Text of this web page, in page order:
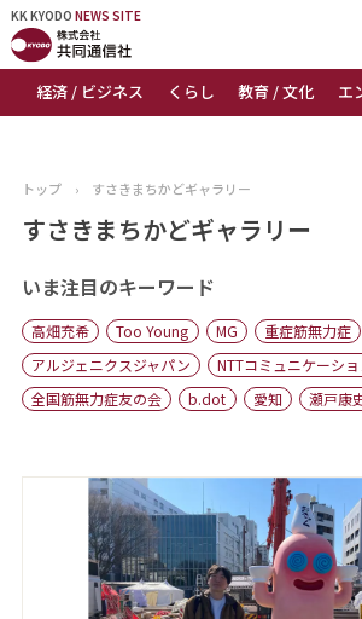
KK KYODO NEWS SITE
経済 / ビジネス くらし 教育 / 文化 エ
KK KYODONEWS SITE
トップページ
ニュース
おすすめコンテンツ
出版物
会社概要
トップ › すさきまちかどギャラリー
すさきまちかどギャラリー
いま注目のキーワード
高畑充希 Too Young MG
重症筋無力症
アルジェニクスジャパン
NTTコミュニケーシ
全国筋無力症友の会
b.dot 愛知 瀬戸康